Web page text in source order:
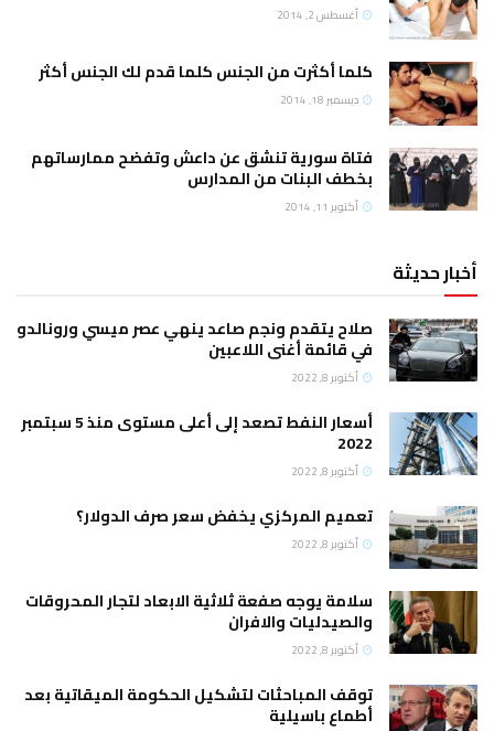
أغسطس 2, 2014
كلما أكثرت من الجنس كلما قدم لك الجنس أكثر
ديسمبر 18, 2014
فتاة سورية تنشق عن داعش وتفضح ممارساتهم
بخطف البنات من المدارس
أكتوبر 11, 2014
أخبار حديثة
صلاح يتقدم ونجم صاعد ينهي عصر ميسي ورونالدو
في قائمة أغنى اللاعبين
أكتوبر 8, 2022
أسعار النفط تصعد إلى أعلى مستوى منذ 5 سبتمبر
2022
أكتوبر 8, 2022
تعميم المركزي يخفض سعر صرف الدولار؟
أكتوبر 8, 2022
سلامة يوجه صفعة ثلاثية الابعاد لتجار المحروقات
والصيدليات والافران
أكتوبر 8, 2022
توقف المباحثات لتشكيل الحكومة الميقاتية بعد
أطماع باسيلية